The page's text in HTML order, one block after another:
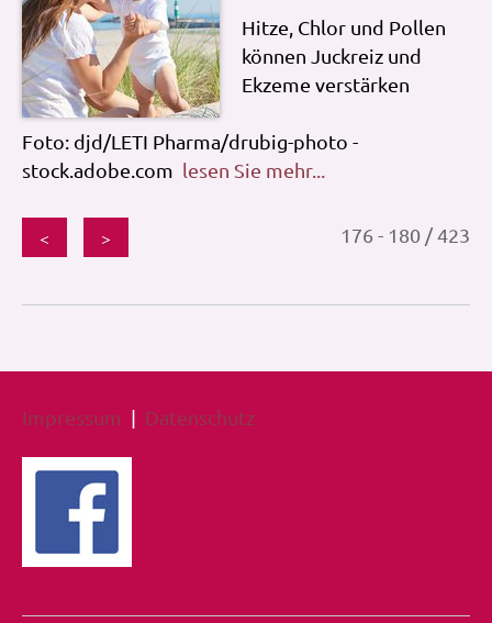
Hitze, Chlor und Pollen
können Juckreiz und
Ekzeme verstärken
Foto: djd/LETI Pharma/drubig-photo -
stock.adobe.com lesen Sie mehr...
< > 176 - 180 / 423
Impressum | Datenschutz